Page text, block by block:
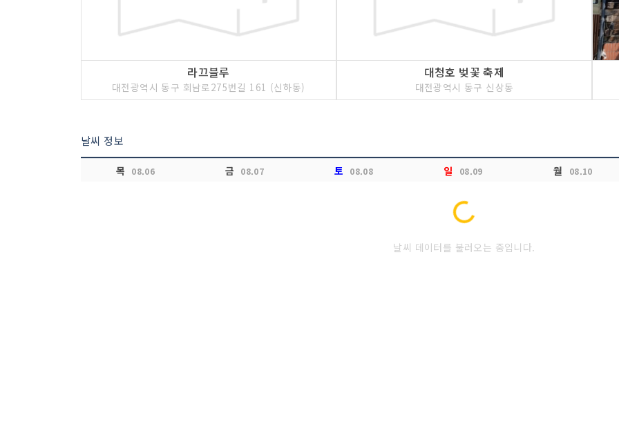
라끄블루
대전광역시 동구 회남로275번길 161 (신하동)
대청호 벚꽃 축제
대전광역시 동구 신상동
날씨 정보
목 08.06 금 08.07 토 08.08 일 08.09 월 08.10
Loading...
날씨 데이터를 불러오는 중입니다.